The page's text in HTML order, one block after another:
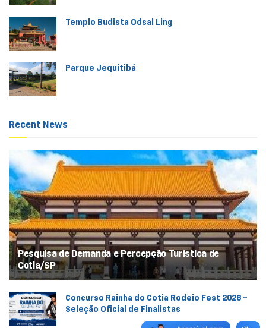
Templo Budista Odsal Ling
Parque Jequitibá
Recent News
Pesquisa de Demanda e Percepção Turística de
Cotia/SP
Concurso Rainha do Cotia Rodeio Fest 2026 –
Seleção Oficial de Finalistas